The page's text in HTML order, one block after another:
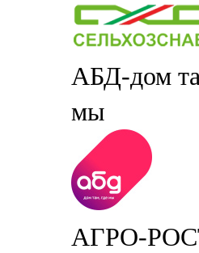
АБД-дом
мы
АГРО-